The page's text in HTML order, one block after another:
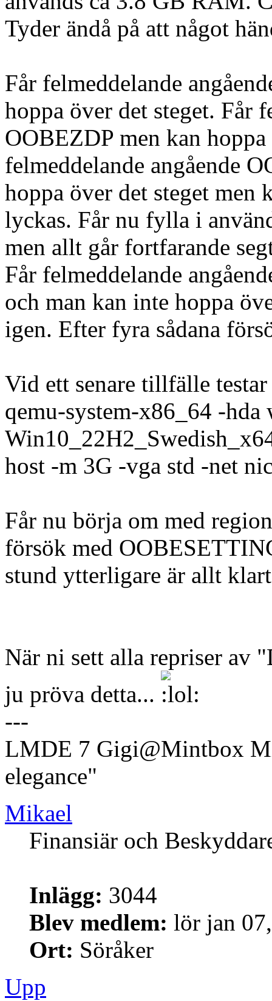
Tyder ändå på att något
Får felmeddelande
hoppa över det steget. Får
OOBEZDP men kan
felmeddelande angående
hoppa över det steget men
lyckas. Får nu fylla i
men allt går fortfarande
Får felmeddelande
och man kan inte hoppa
igen. Efter fyra sådana
Vid ett senare tillfälle
qemu-system-x86_64 -
host -m 3G -vga std -net
Får nu börja om med
försök med
stund ytterligare är allt
När ni sett alla repriser av
ju pröva detta...
---
LMDE 7 Gigi@Mintbox
elegance"
Mikael
Finansiär och
Inlägg: 3044
Blev medlem: lör jan
Ort: Söråker
Upp